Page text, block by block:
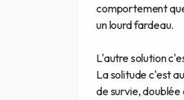
comportement
un lourd fardeau.
L'autre solution
La solitude c'est
de survie,